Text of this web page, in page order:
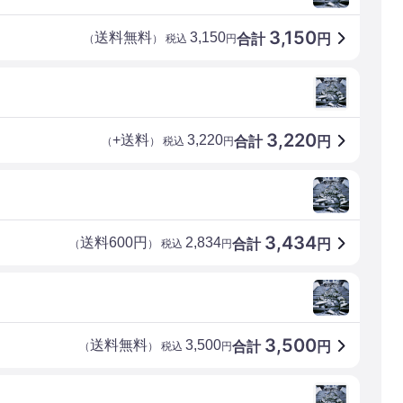
合計 3,150円
（送料無料） 税込 3,150円
合計 3,220円
（+送料） 税込 3,220円
合計 3,434円
（送料600円 ） 税込 2,834円
合計 3,500円
（送料無料） 税込 3,500円